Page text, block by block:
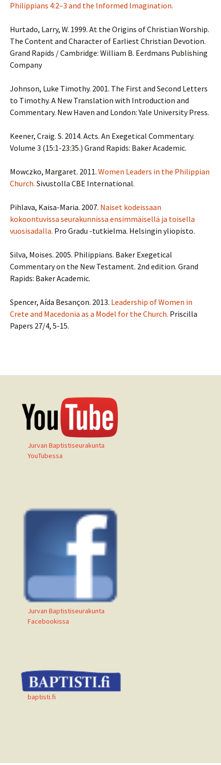
Philippians 4:2–3 and the Informed Imagination.
Hurtado, Larry, W. 1999. At the Origins of Christian Worship.
The Content and Character of Earliest Christian Devotion.
Grand Rapids / Cambridge: William B. Eerdmans Publishing
Company
Johnson, Luke Timothy. 2001. The First and Second Letters
to Timothy. A New Translation with Introduction and
Commentary. New Haven and London: Yale University Press.
Keener, Craig. S. 2014. Acts. An Exegetical Commentary.
Volume 3 (15:1-23:35.) Grand Rapids: Baker Academic.
Mowczko, Margaret. 2011. Women Leaders in the Philippian
Church. Sivustolla CBE International.
Pihlava, Kaisa-Maria. 2007. Naiset kodeissaan
kokoontuvissa seurakunnissa ensimmäisellä ja toisella
vuosisadalla. Pro Gradu -tutkielma. Helsingin yliopisto.
Silva, Moises. 2005. Philippians. Baker Exegetical
Commentary on the New Testament. 2nd edition. Grand
Rapids: Baker Academic.
Spencer, Aída Besançon. 2013. Leadership of Women in
Crete and Macedonia as a Model for the Church. Priscilla
Papers 27/4, 5-15.
Jurvan Baptistiseurakunta
YouTubessa
Jurvan Baptistiseurakunta
Facebookissa
baptisti.fi